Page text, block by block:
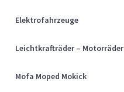
Elektrofahrzeuge
Leichtkrafträder – Motorräder
Mofa Moped Mokick